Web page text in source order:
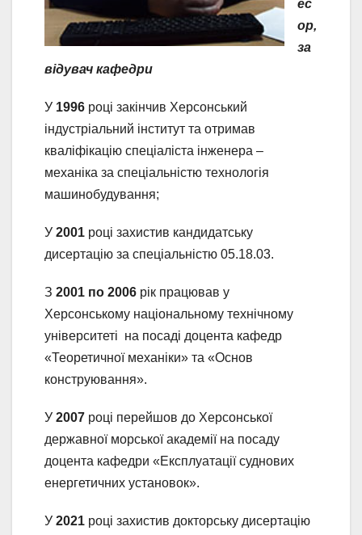
ес
ор,
за
відувач кафедри
У 1996 році закінчив Херсонський
індустріальний інститут та отримав
кваліфікацію спеціаліста інженера –
механіка за спеціальністю технологія
машинобудування;
У 2001 році захистив кандидатську
дисертацію за спеціальністю 05.18.03.
З 2001 по 2006 рік працював у
Херсонському національному технічному
університеті на посаді доцента кафедр
«Теоретичної механіки» та «Основ
конструювання».
У 2007 році перейшов до Херсонської
державної морської академії на посаду
доцента кафедри «Експлуатації суднових
енергетичних установок».
У 2021 році захистив докторську дисертацію